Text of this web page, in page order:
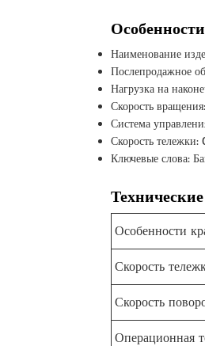
Наименование
Послепродажное
Нагрузка на
Скорость
Система
Скорость
Ключевые слова:
Особенности
Скорость
Скорость
Операционная